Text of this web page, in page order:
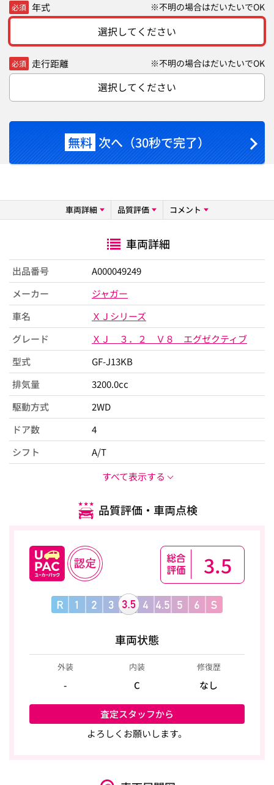
必須 年式 ※不明の場合はだいたいでOK
選択してください
必須 走行距離 ※不明の場合はだいたいでOK
選択してください
無料 次へ（30秒で完了）
車両詳細 品質評価 コメント
車両詳細
出品番号
A000049249
メーカー
ジャガー
車名
ＸＪシリーズ
グレード
ＸＪ ３．２ Ｖ８ エグゼクティブ
型式
GF-J13KB
排気量
3200.0cc
駆動方式
2WD
ドア数
4
シフト
A/T
すべて表示する
品質評価・車両点検
3.5
車両状態
外装
-
内装
C
修復歴
なし
査定スタッフから
よろしくお願いします。